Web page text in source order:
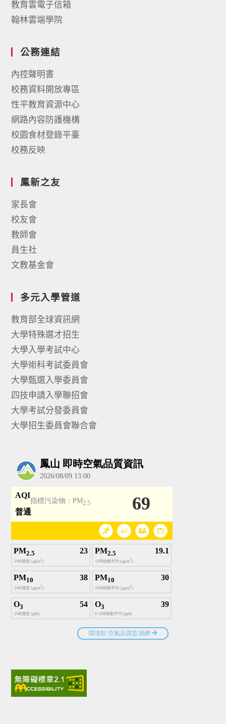
教育雲電子信箱
翰林雲端學院
公務連結
內控聲明書
校務資料開放專區
性平教育資源中心
網路內容防護機構
校園食材登錄平臺
校務反映
鳳新之友
家長會
校友會
教師會
員生社
文教基金會
多元入學管道
教育部全球資訊網
大學特殊選才招生
大學入學考試中心
大學術科考試委員會
大學甄選入學委員會
四技申請入學聯招會
大學考試分發委員會
大學招生委員會聯合會